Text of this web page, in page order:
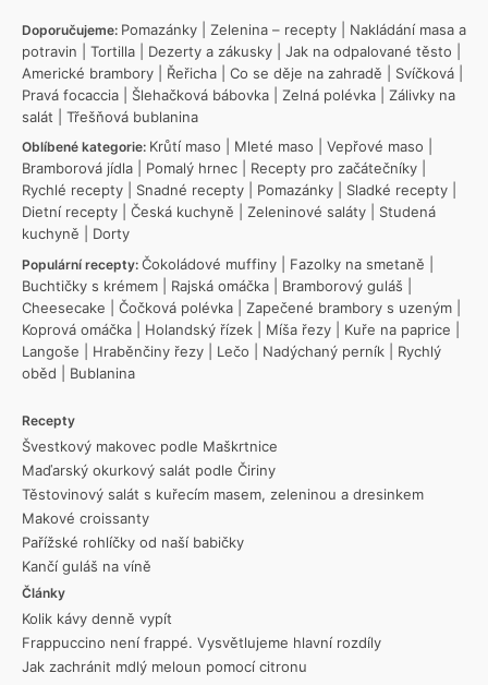
Doporučujeme: Pomazánky Zelenina – recepty
Nakládání masa a
potravin
Tortilla Dezerty a zákusky Jak na odpalované těsto
Americké brambory
Řeřicha Co se děje na zahradě Svíčková
Pravá focaccia
Šlehačková bábovka Zelná polévka
Zálivky na
salát
Třešňová bublanina
Oblíbené kategorie: Krůtí maso Mleté maso Vepřové maso
Bramborová jídla
Pomalý hrnec Recepty pro začátečníky
Rychlé recepty
Snadné recepty Pomazánky Sladké recepty
Dietní recepty
Česká kuchyně Zeleninové saláty
Studená
kuchyně
Dorty
Populární recepty: Čokoládové muffiny Fazolky na smetaně
Buchtičky s krémem
Rajská omáčka Bramborový guláš
Cheesecake
Čočková polévka Zapečené brambory s uzeným
Koprová omáčka
Holandský řízek Míša řezy Kuře na paprice
Langoše
Hraběnčiny řezy Lečo Nadýchaný perník
Rychlý
oběd
Bublanina
Recepty
Švestkový makovec podle Maškrtnice
Maďarský okurkový salát podle Čiriny
Těstovinový salát s kuřecím masem, zeleninou a dresinkem
Makové croissanty
Pařížské rohlíčky od naší babičky
Kančí guláš na víně
Články
Kolik kávy denně vypít
Frappuccino není frappé. Vysvětlujeme hlavní rozdíly
Jak zachránit mdlý meloun pomocí citronu